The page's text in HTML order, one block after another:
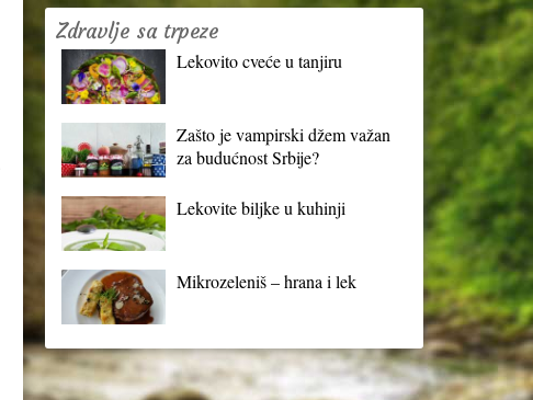
Zdravlje sa trpeze
Lekovito cveće u tanjiru
Zašto je vampirski džem važan
za budućnost Srbije?
Lekovite biljke u kuhinji
Mikrozeleniš – hrana i lek